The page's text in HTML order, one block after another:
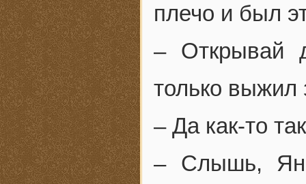
плечо и был
– Открывай
только выжил
– Да как-то
– Слышь,